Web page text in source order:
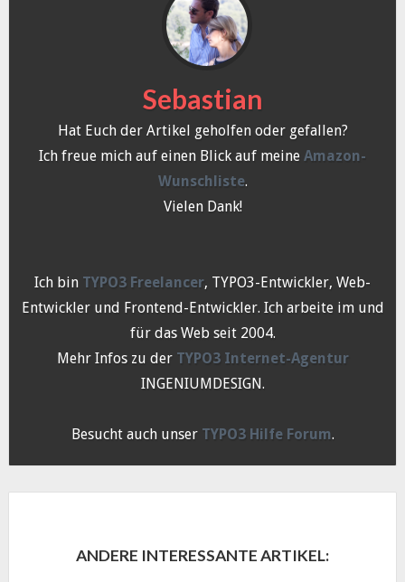
Sebastian
Hat Euch der Artikel geholfen oder gefallen?
Ich freue mich auf einen Blick auf meine Amazon-
Wunschliste.
Vielen Dank!
Ich bin TYPO3 Freelancer, TYPO3-Entwickler, Web-
Entwickler und Frontend-Entwickler. Ich arbeite im und
für das Web seit 2004.
Mehr Infos zu der TYPO3 Internet-Agentur
INGENIUMDESIGN.
Besucht auch unser TYPO3 Hilfe Forum.
ANDERE INTERESSANTE ARTIKEL: